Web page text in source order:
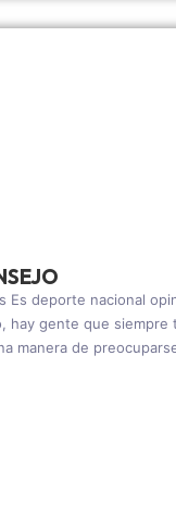
Es deporte nacional
hay gente que siempre
manera de